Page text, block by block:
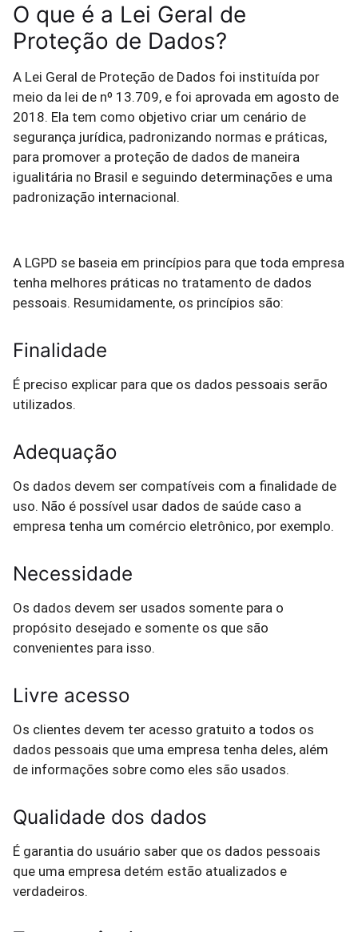
O que é a Lei Geral de
Proteção de Dados?
A Lei Geral de Proteção de Dados foi instituída por
meio da lei de nº 13.709, e foi aprovada em agosto de
2018. Ela tem como objetivo criar um cenário de
segurança jurídica, padronizando normas e práticas,
para promover a proteção de dados de maneira
igualitária no Brasil e seguindo determinações e uma
padronização internacional.
A LGPD se baseia em princípios para que toda empresa
tenha melhores práticas no tratamento de dados
pessoais. Resumidamente, os princípios são:
Finalidade
É preciso explicar para que os dados pessoais serão
utilizados.
Adequação
Os dados devem ser compatíveis com a finalidade de
uso. Não é possível usar dados de saúde caso a
empresa tenha um comércio eletrônico, por exemplo.
Necessidade
Os dados devem ser usados somente para o
propósito desejado e somente os que são
convenientes para isso.
Livre acesso
Os clientes devem ter acesso gratuito a todos os
dados pessoais que uma empresa tenha deles, além
de informações sobre como eles são usados.
Qualidade dos dados
É garantia do usuário saber que os dados pessoais
que uma empresa detém estão atualizados e
verdadeiros.